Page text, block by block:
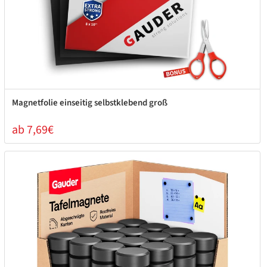
Magnetfolie einseitig selbstklebend groß
ab 7,69€